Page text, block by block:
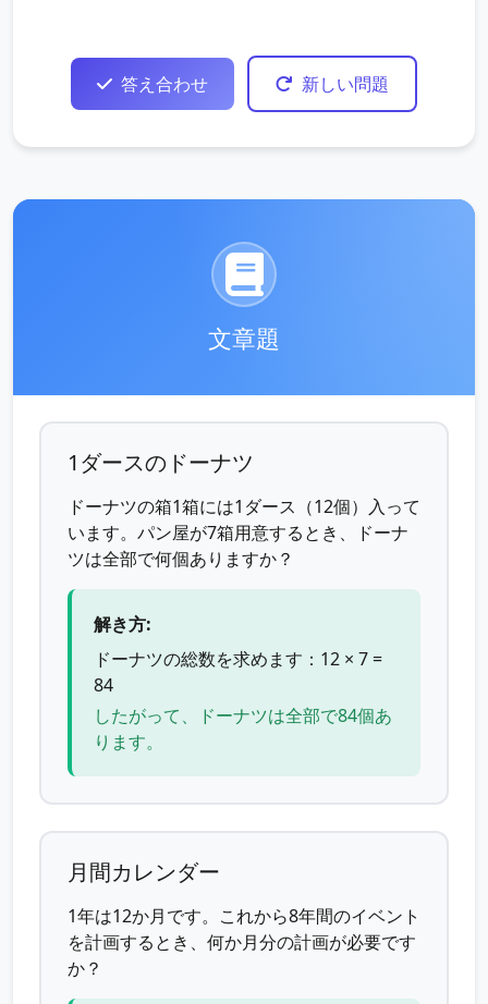
答え合わせ 新しい問題
文章題
1ダースのドーナツ
ドーナツの箱1箱には1ダース（12個）入って
います。パン屋が7箱用意するとき、ドーナ
ツは全部で何個ありますか？
解き方:
ドーナツの総数を求めます：12 × 7 =
84
したがって、ドーナツは全部で84個あ
ります。
月間カレンダー
1年は12か月です。これから8年間のイベント
を計画するとき、何か月分の計画が必要です
か？